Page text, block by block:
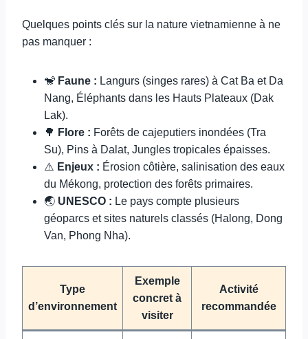
Quelques points clés sur la nature vietnamienne à ne
pas manquer :
🐒 Faune : Langurs (singes rares) à Cat Ba et Da
Nang, Éléphants dans les Hauts Plateaux (Dak
Lak).
🌳 Flore : Forêts de cajeputiers inondées (Tra
Su), Pins à Dalat, Jungles tropicales épaisses.
⚠️ Enjeux : Érosion côtière, salinisation des eaux
du Mékong, protection des forêts primaires.
🌏 UNESCO : Le pays compte plusieurs
géoparcs et sites naturels classés (Halong, Dong
Van, Phong Nha).
Type
d’environnement
Exemple
concret à
visiter
Activité
recommandée